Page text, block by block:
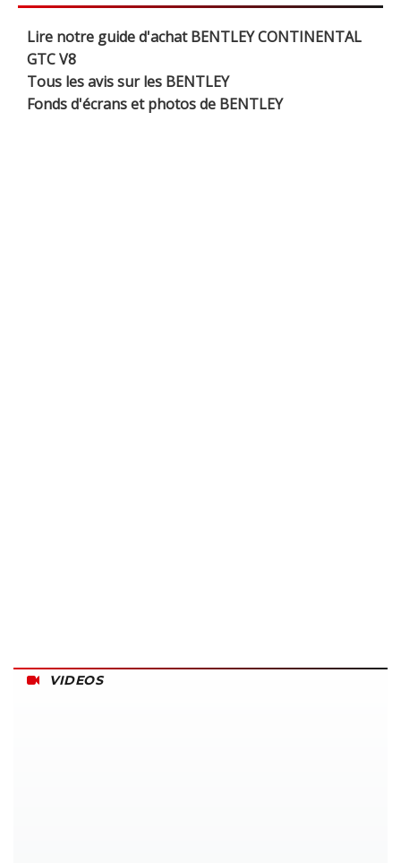
Lire notre guide d'achat BENTLEY CONTINENTAL
GTC V8
Tous les avis sur les BENTLEY
Fonds d'écrans et photos de BENTLEY
VIDEOS